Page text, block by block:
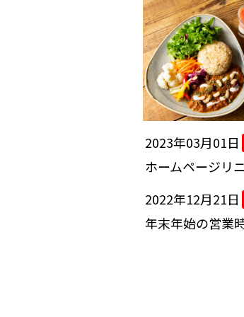
2023年03月01日
ホームページリ
2022年12月21日
年末年始の営業